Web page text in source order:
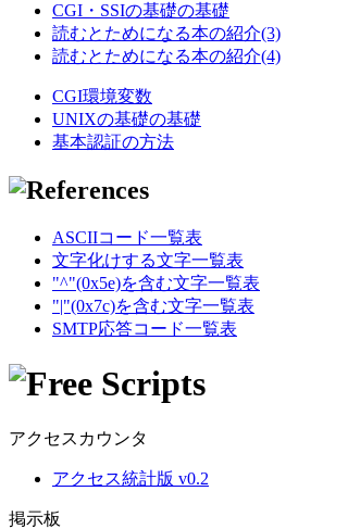
CGI・SSIの基礎の基礎
読むとためになる本の紹介(3)
読むとためになる本の紹介(4)
CGI環境変数
UNIXの基礎の基礎
基本認証の方法
ASCIIコード一覧表
文字化けする文字一覧表
"^"(0x5e)を含む文字一覧表
"|"(0x7c)を含む文字一覧表
SMTP応答コード一覧表
アクセスカウンタ
アクセス統計版 v0.2
掲示板